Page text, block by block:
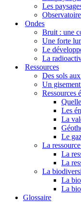
Les
Ondes
Bruit : une
Une forte
Le
La
Ressources
Des sols
Un
Ressources
Les
La
Le
La
La
La
La
La
La
Glossaire